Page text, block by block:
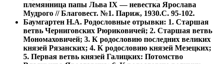
племянница папы Льва IX — невестка Ярослава
Мудрого // Благовест. №1. Париж, 1930.С. 95-102.
Баумгартен Н.А. Родословные отрывки: 1. Старшая
ветвь Черниговских Рюриковичей; 2. Старшая ветвь
Мономаховичей; 3. К родословию последних великих
князей Рязанских; 4. К родословию князей Мезецких;
5. Первая ветвь князей Галицких: Потомство